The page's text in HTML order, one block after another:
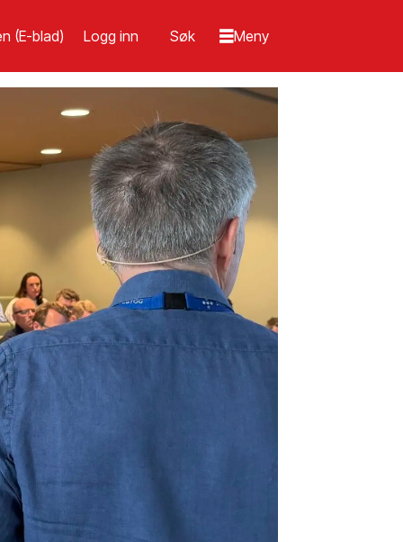
(E-blad) Logg inn